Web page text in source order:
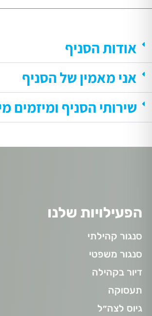
אודות הסניף
אני מאמין של הסניף
שירותי הסניף ומיזמים
הפעילויות שלנו
סנגור קהילתי
סנגור משפטי
דיור בקהילה
תעסוקה
גיוס לצה״ל